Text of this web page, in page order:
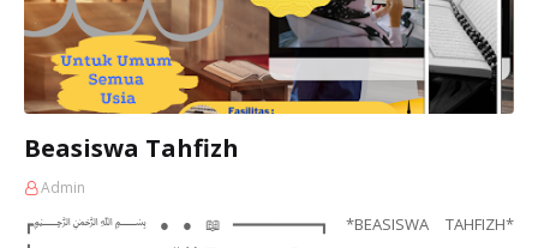
Beasiswa Tahfizh
Admin
┏﷽●●📖━━━━━━━━━┓ *BEASISWA TAHFIZH*